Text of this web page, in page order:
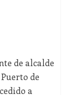
de alcalde
de
a